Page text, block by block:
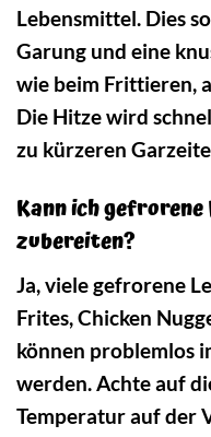
Lebensmittel. Dies
Garung und eine
wie beim Frittieren,
Die Hitze wird
zu kürzeren
Kann ich
zubereiten?
Ja, viele gefrorene
Frites, Chicken
können problemlos
werden. Achte auf
Temperatur auf der